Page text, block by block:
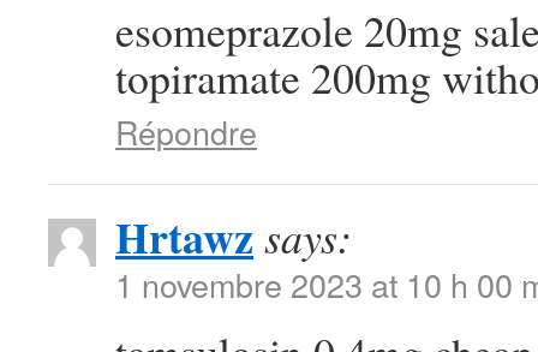
esomeprazole 20mg
topiramate 200mg
Répondre
Hrtawz says:
1 novembre 2023 at 10 h 00